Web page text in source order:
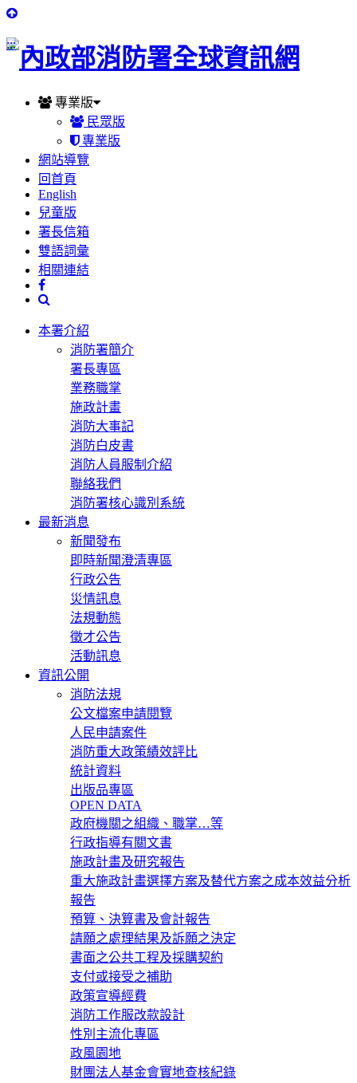
:::
專業版
民眾版
專業版
網站導覽
回首頁
English
兒童版
署長信箱
雙語詞彙
相關連結
本署介紹
消防署簡介
署長專區
業務職掌
施政計畫
消防大事記
消防白皮書
消防人員服制介紹
聯絡我們
消防署核心識別系統
最新消息
新聞發布
即時新聞澄清專區
行政公告
災情訊息
法規動態
徵才公告
活動訊息
資訊公開
消防法規
公文檔案申請閱覽
人民申請案件
消防重大政策績效評比
統計資料
出版品專區
OPEN DATA
政府機關之組織、職掌…等
行政指導有關文書
施政計畫及研究報告
重大施政計畫選擇方案及替代方案之成本效益分析
報告
預算、決算書及會計報告
請願之處理結果及訴願之決定
書面之公共工程及採購契約
支付或接受之補助
政策宣導經費
消防工作服改款設計
性別主流化專區
政風園地
財團法人基金會實地查核紀錄